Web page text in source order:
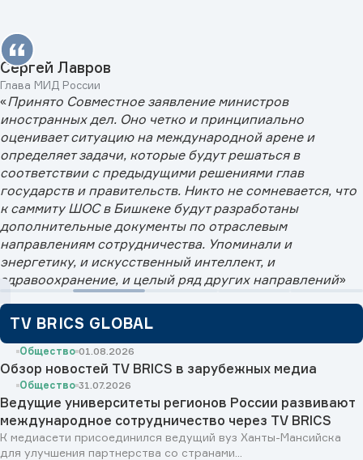
Сергей Лавров
Глава МИД России
«Принято Совместное заявление министров
иностранных дел. Оно четко и принципиально
оценивает ситуацию на международной арене и
определяет задачи, которые будут решаться в
соответствии с предыдущими решениями глав
государств и правительств. Никто не сомневается, что
к саммиту ШОС в Бишкеке будут разработаны
дополнительные документы по отраслевым
направлениям сотрудничества. Упоминали и
энергетику, и искусственный интеллект, и
здравоохранение, и целый ряд других направлений»
TV BRICS GLOBAL
Общество 01.08.2026
Обзор новостей TV BRICS в зарубежных медиа
Общество 31.07.2026
Ведущие университеты регионов России развивают
международное сотрудничество через TV BRICS
К медиасети присоединился ведущий вуз Ханты-Мансийска
для улучшения партнерства со странами...